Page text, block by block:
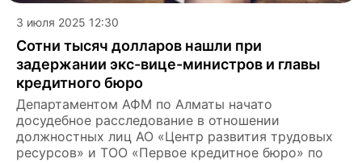
3 июля 2025 12:30
Сотни тысяч долларов нашли при
задержании экс-вице-министров и главы
кредитного бюро
Департаментом АФМ по Алматы начато
досудебное расследование в отношении
должностных лиц АО «Центр развития трудовых
ресурсов» и ТОО «Первое кредитное бюро» по